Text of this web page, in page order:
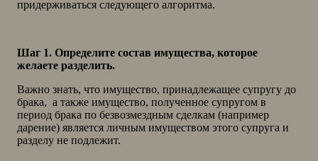
придерживаться следующего алгоритма.
Шаг 1. Определите состав имущества, которое
желаете разделить.
Важно знать, что имущество, принадлежащее супругу до
брака, а также имущество, полученное супругом в
период брака по безвозмездным сделкам (например
дарение) является личным имуществом этого супруга и
разделу не подлежит.